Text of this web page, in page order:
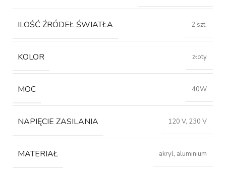
ILOŚĆ ŹRÓDEŁ ŚWIATŁA 2 szt.
KOLOR złoty
MOC 40W
NAPIĘCIE ZASILANIA 120 V, 230 V
MATERIAŁ akryl, aluminium